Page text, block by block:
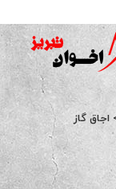
اجاق گاز